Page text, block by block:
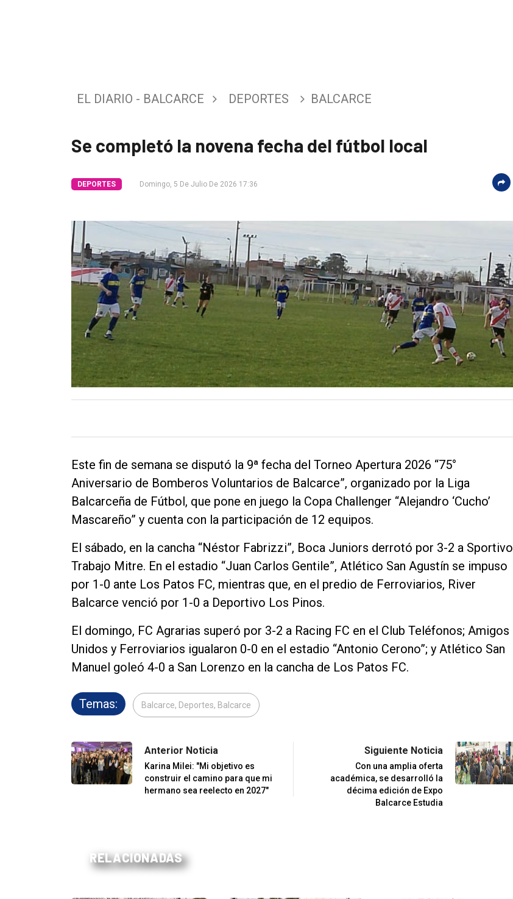
Entrevistas
Fúnebres
Empresa
Nosotros
EL DIARIO - BALCARCE DEPORTES BALCARCE
Se completó la novena fecha del fútbol local
DEPORTES Domingo, 5 De Julio De 2026 17:36
Este fin de semana se disputó la 9ª fecha del Torneo Apertura 2026 “75°
Aniversario de Bomberos Voluntarios de Balcarce”, organizado por la Liga
Balcarceña de Fútbol, que pone en juego la Copa Challenger “Alejandro ‘Cucho’
Mascareño” y cuenta con la participación de 12 equipos.
El sábado, en la cancha “Néstor Fabrizzi”, Boca Juniors derrotó por 3-2 a Sportivo
Trabajo Mitre. En el estadio “Juan Carlos Gentile”, Atlético San Agustín se impuso
por 1-0 ante Los Patos FC, mientras que, en el predio de Ferroviarios, River
Balcarce venció por 1-0 a Deportivo Los Pinos.
El domingo, FC Agrarias superó por 3-2 a Racing FC en el Club Teléfonos; Amigos
Unidos y Ferroviarios igualaron 0-0 en el estadio “Antonio Cerono”; y Atlético San
Manuel goleó 4-0 a San Lorenzo en la cancha de Los Patos FC.
Temas: Balcarce, Deportes, Balcarce
Anterior Noticia
Karina Milei: "Mi objetivo es
construir el camino para que mi
hermano sea reelecto en 2027"
Siguiente Noticia
Con una amplia oferta
académica, se desarrolló la
décima edición de Expo
Balcarce Estudia
RELACIONADAS